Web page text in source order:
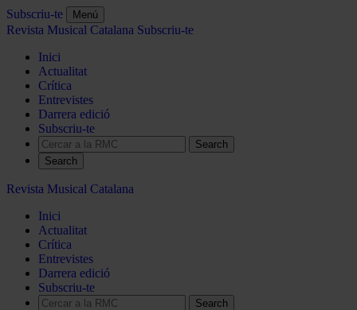
Subscriu-te Menú
Revista Musical Catalana Subscriu-te
Inici
Actualitat
Crítica
Entrevistes
Darrera edició
Subscriu-te
Search
Revista Musical Catalana
Inici
Actualitat
Crítica
Entrevistes
Darrera edició
Subscriu-te